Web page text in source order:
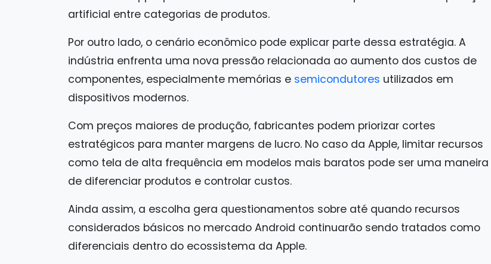
artificial entre categorias de produtos.
Por outro lado, o cenário econômico pode explicar parte dessa estratégia. A
indústria enfrenta uma nova pressão relacionada ao aumento dos custos de
componentes, especialmente memórias e semicondutores utilizados em
dispositivos modernos.
Com preços maiores de produção, fabricantes podem priorizar cortes
estratégicos para manter margens de lucro. No caso da Apple, limitar recursos
como tela de alta frequência em modelos mais baratos pode ser uma maneira
de diferenciar produtos e controlar custos.
Ainda assim, a escolha gera questionamentos sobre até quando recursos
considerados básicos no mercado Android continuarão sendo tratados como
diferenciais dentro do ecossistema da Apple.